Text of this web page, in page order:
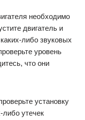
необходимо
двигатель и
либо звуковых
уровень
что они
установку
утечек